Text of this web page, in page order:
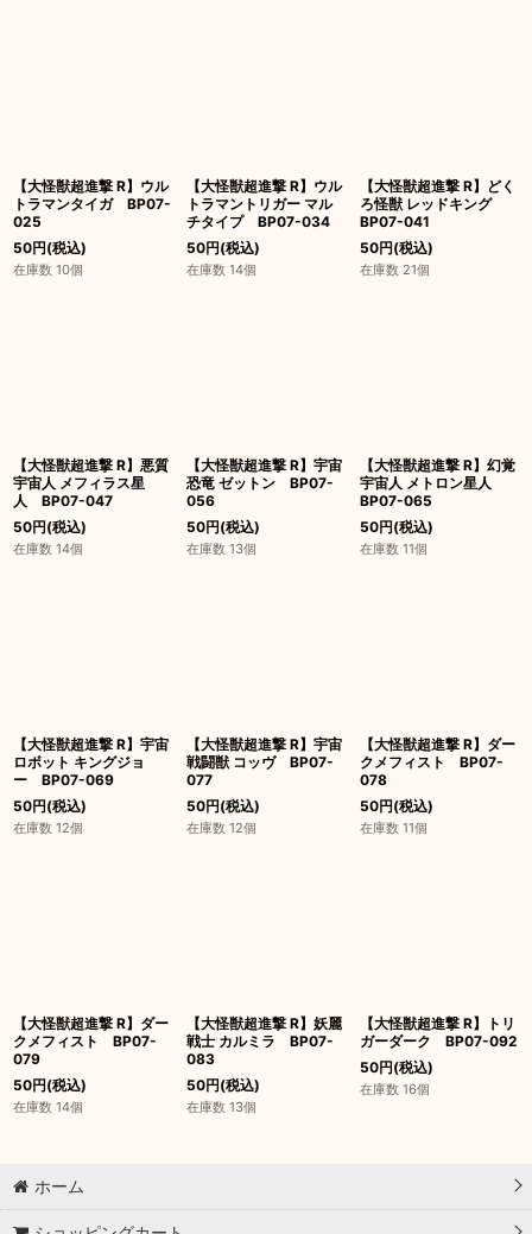
【大怪獣超進撃 R】ウル
トラマンタイガ BP07-
025
50円(税込)
在庫数 10個
【大怪獣超進撃 R】ウル
トラマントリガー マル
チタイプ BP07-034
50円(税込)
在庫数 14個
【大怪獣超進撃 R】どく
ろ怪獣 レッドキング
BP07-041
50円(税込)
在庫数 21個
【大怪獣超進撃 R】悪質
宇宙人 メフィラス星
人 BP07-047
50円(税込)
在庫数 14個
【大怪獣超進撃 R】宇宙
恐竜 ゼットン BP07-
056
50円(税込)
在庫数 13個
【大怪獣超進撃 R】幻覚
宇宙人 メトロン星人
BP07-065
50円(税込)
在庫数 11個
【大怪獣超進撃 R】宇宙
ロボット キングジョ
ー BP07-069
50円(税込)
在庫数 12個
【大怪獣超進撃 R】宇宙
戦闘獣 コッヴ BP07-
077
50円(税込)
在庫数 12個
【大怪獣超進撃 R】ダー
クメフィスト BP07-
078
50円(税込)
在庫数 11個
【大怪獣超進撃 R】ダー
クメフィスト BP07-
079
50円(税込)
在庫数 14個
【大怪獣超進撃 R】妖麗
戦士 カルミラ BP07-
083
50円(税込)
在庫数 13個
【大怪獣超進撃 R】トリ
ガーダーク BP07-092
50円(税込)
在庫数 16個
ホーム